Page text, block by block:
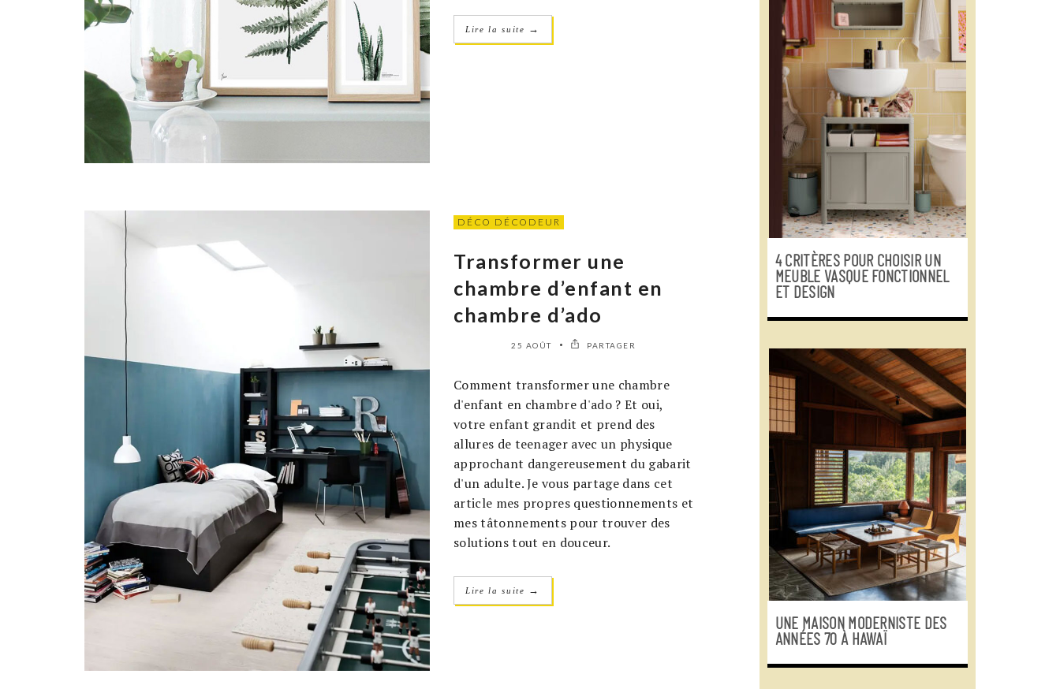
Lire la suite →
DÉCO DÉCODEUR
Transformer une
chambre d’enfant en
chambre d’ado
25 AOÛT PARTAGER
Comment transformer une chambre
d'enfant en chambre d'ado ? Et oui,
votre enfant grandit et prend des
allures de teenager avec un physique
approchant dangereusement du gabarit
d'un adulte. Je vous partage dans cet
article mes propres questionnements et
mes tâtonnements pour trouver des
solutions tout en douceur.
Lire la suite →
4 CRITÈRES POUR CHOISIR UN
MEUBLE VASQUE FONCTIONNEL
ET DESIGN
UNE MAISON MODERNISTE DES
ANNÉES 70 À HAWAÏ